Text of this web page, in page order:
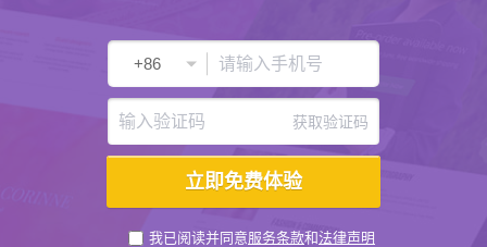
获取验证码
我已阅读并同意服务条款和法律声明